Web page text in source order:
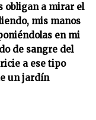
obligan a mirar el
mis manos
en mi
de sangre del
a ese tipo
un jardín